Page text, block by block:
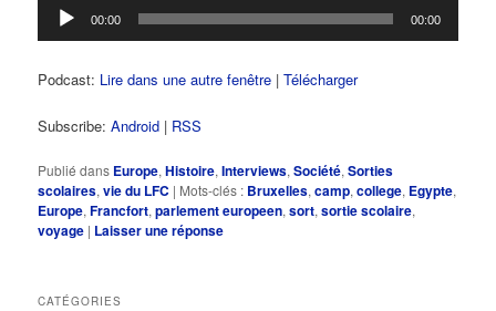
Lecteur
audio
00:00 00:00
Podcast: Lire dans une autre fenêtre |Télécharger
Subscribe:Android | RSS
Publié dans Europe,Histoire,Interviews,Société,Sorties
scolaires,vie du LFC | Mots-clés : Bruxelles,camp,college, Egypte,
Europe,Francfort,parlement europeen,sort,sortie scolaire,
voyage | Laisser une réponse
CATÉGORIES